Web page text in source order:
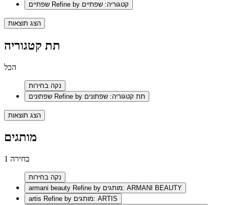
Refine by קטגוריה: שפתיים
הצג תוצאות
תת קטגוריה
הכל
נקה בחירות
Refine by תת קטגוריה: שפתונים
הצג תוצאות
מותגים
1 בחירה
נקה בחירות
armani beauty
Refine by מותגים: ARMANI BEAUTY
artis
Refine by מותגים: ARTIS